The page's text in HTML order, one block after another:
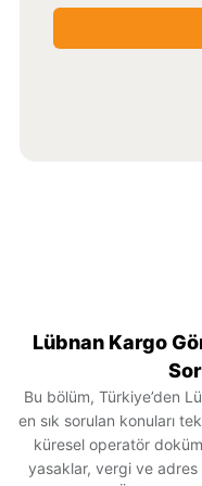
Lübnan Kargo
Bu bölüm, Türkiye’den
en sık sorulan konuları
küresel operatör
yasaklar, vergi ve adres